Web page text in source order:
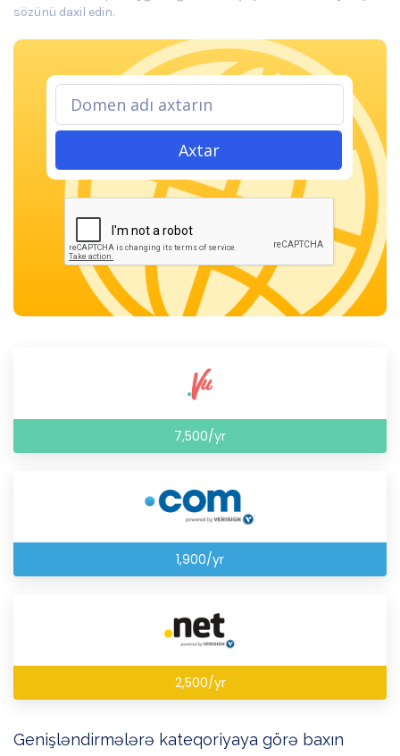
sözünü daxil edin.
Axtar
7,500/yr
1,900/yr
2,500/yr
Genişləndirmələrə kateqoriyaya görə baxın